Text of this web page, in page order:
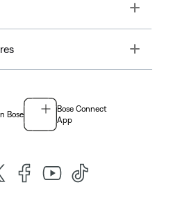
Toggle
Toggle
Bose
Bose Connect
App